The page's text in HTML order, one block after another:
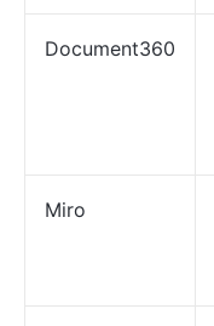
Document360
Miro